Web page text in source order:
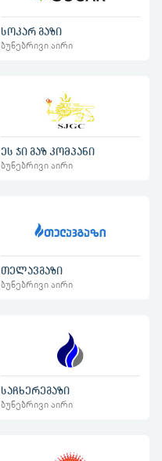
სოკარ გაზი
ბუნებრივი აირი
ეს ჯი გაზ კომპანი
ბუნებრივი აირი
თელავგაზი
ბუნებრივი აირი
საჩხერეგაზი
ბუნებრივი აირი